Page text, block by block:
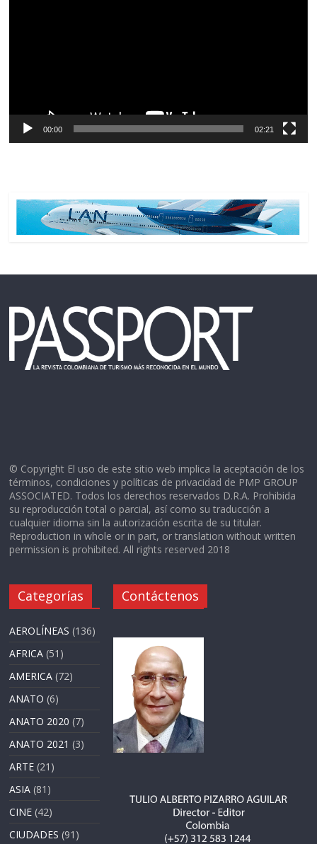
00:00 02:21
© Copyright El uso de este sitio web implica la aceptación de los
términos, condiciones y políticas de privacidad de PMP GROUP
ASSOCIATED. Todos los derechos reservados D.R.A. Prohibida
su reproducción total o parcial, así como su traducción a
cualquier idioma sin la autorización escrita de su titular.
Reproduction in whole or in part, or translation without written
permission is prohibited. All rights reserved 2018
Categorías
AEROLÍNEAS (136)
AFRICA (51)
AMERICA (72)
ANATO (6)
ANATO 2020 (7)
ANATO 2021 (3)
ARTE (21)
ASIA (81)
CINE (42)
CIUDADES (91)
Contáctenos